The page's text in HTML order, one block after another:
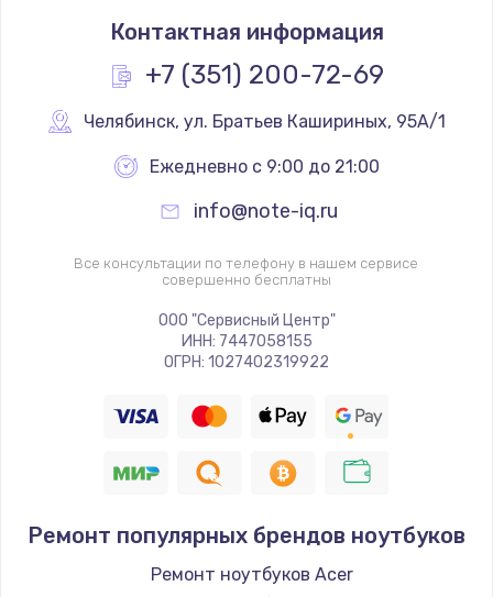
Контактная информация
+7 (351) 200-72-69
Челябинск, ул. Братьев Кашириных, 95А/1
Ежедневно с 9:00 до 21:00
info@note-iq.ru
Все консультации по телефону в нашем сервисе
совершенно бесплатны
ООО "Сервисный Центр"
ИНН: 7447058155
ОГРН: 1027402319922
Ремонт популярных брендов ноутбуков
Ремонт ноутбуков Acer